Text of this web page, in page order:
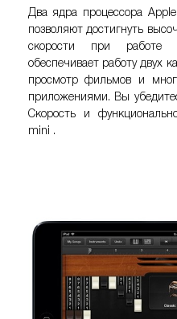
Два ядра процессора
позволяют достигнуть
скорости при работе
обеспечивает работу двух
просмотр фильмов и
приложениями. Вы
Скорость и
mini .